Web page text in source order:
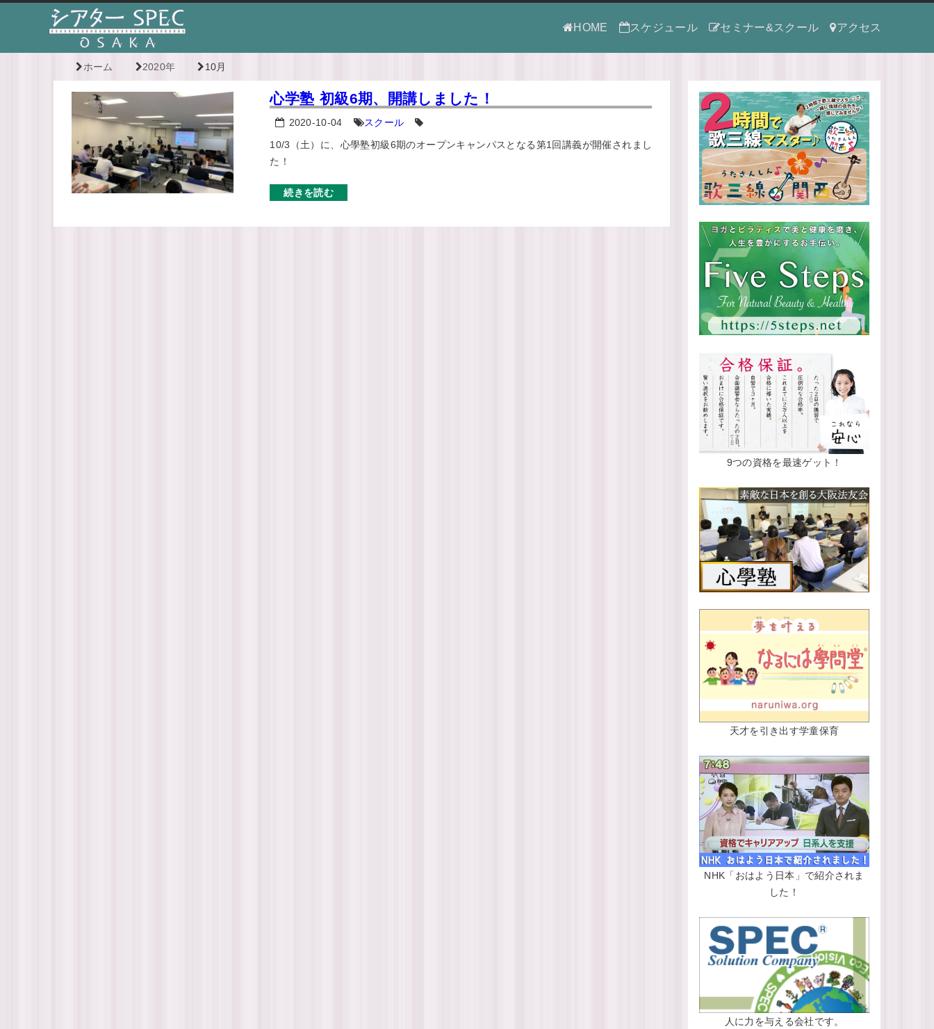
HOME スケジュール セミナー&スクール アクセス
ホーム 2020年 10月
心学塾 初級6期、開講しました！
2020-10-04
スクール
10/3（土）に、心學塾初級6期のオープンキャンパスとなる第1回講義が開催されまし
た！
続きを読む
9つの資格を最速ゲット！
天才を引き出す学童保育
NHK「おはよう日本」で紹介されま
した！
人に力を与える会社です。